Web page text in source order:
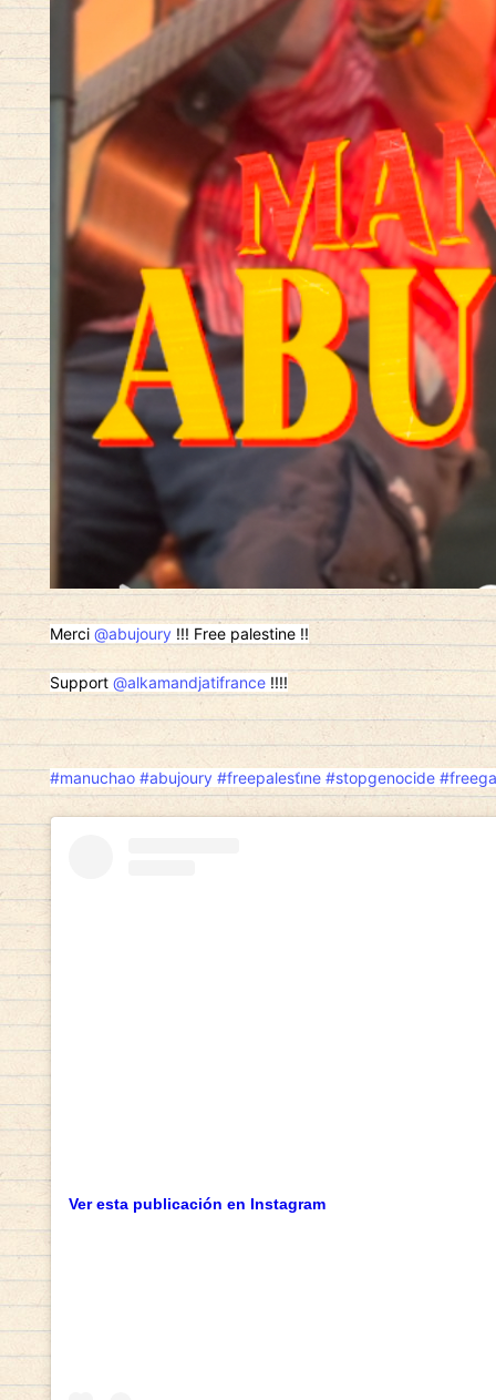
Merci @abujoury !!! Free palestine !!
Support @alkamandjatifrance !!!!
#manuchao #abujoury #freepalesti̇ne #stopgenocide
El cuidado de la salud sexual ha dejado
trasladado también al ámbito digital,
evitarlos en entornos tradicionales. Por
Ver esta publicación en Instagram